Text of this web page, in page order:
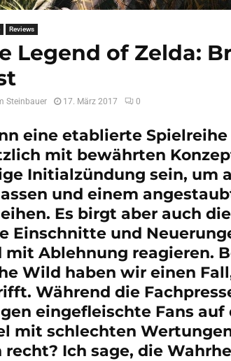
Reviews
Legend of Zelda:
Steinbauer 17. März 2017 0
eine etablierte
mit bewährten
Initialzündung sein, um
und einem
Es birgt aber auch
Einschnitte und
mit Ablehnung reagieren.
Wild haben wir einen
Während die
eingefleischte Fans
mit schlechten
recht? Ich sage, die